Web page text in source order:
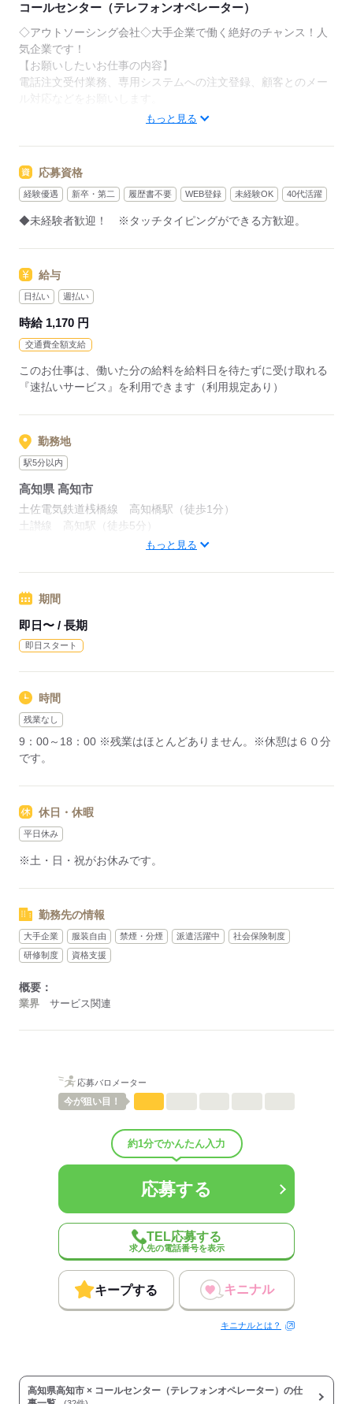
コールセンター（テレフォンオペレーター）
◇アウトソーシング会社◇大手企業で働く絶好のチャンス！人
気企業です！
【お願いしたいお仕事の内容】
電話注文受付業務、専用システムへの注文登録、顧客とのメー
ル対応などをお願いします。
電話なしのコツコツ系データ入力や英語を使う事務、
大学やコールセンターなどのお仕事も扱っています。
在宅のお仕事があるエリアも☆
9月・10月スタートもご相談ください♪
応募する
もっと見る
応募資格
経験優遇 新卒・第二 履歴書不要 WEB登録 未経験OK 40代活躍
◆未経験者歓迎！ ※タッチタイピングができる方歓迎。
給与
日払い 週払い
時給 1,170 円
交通費全額支給
このお仕事は、働いた分の給料を給料日を待たずに受け取れる
『速払いサービス』を利用できます（利用規定あり）
勤務地
駅5分以内
高知県 高知市
土佐電気鉄道桟橋線 高知橋駅（徒歩1分）
土讃線 高知駅（徒歩5分）
もっと見る
期間
即日〜 / 長期
即日スタート
時間
残業なし
9：00～18：00 ※残業はほとんどありません。※休憩は６０分
です。
休日・休暇
平日休み
※土・日・祝がお休みです。
勤務先の情報
大手企業 服装自由 禁煙・分煙 派遣活躍中
社会保険制度
研修制度
資格支援
概要：
業界 サービス関連
応募バロメーター
今が狙い目！
約1分でかんたん入力
応募する
TEL応募する
求人先の電話番号を表示
キープする キニナル
キニナルとは？
高知県高知市 × コールセンター（テレフォンオペレーター）の仕